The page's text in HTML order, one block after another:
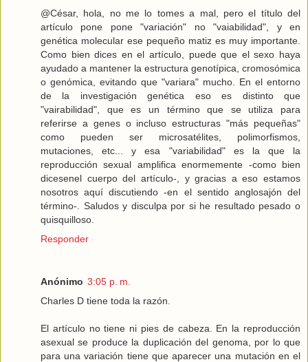
@César, hola, no me lo tomes a mal, pero el título del
artículo pone pone "variación" no "vaiabilidad", y en
genética molecular ese pequeño matiz es muy importante.
Como bien dices en el artículo, puede que el sexo haya
ayudado a mantener la estructura genotípica, cromosómica
o genómica, evitando que "variara" mucho. En el entorno
de la investigación genética eso es distinto que
"vairabilidad", que es un término que se utiliza para
referirse a genes o incluso estructuras "más pequeñas"
como pueden ser microsatélites, polimorfismos,
mutaciones, etc... y esa "variabilidad" es la que la
reproducción sexual amplifica enormemente -como bien
dicesenel cuerpo del artículo-, y gracias a eso estamos
nosotros aquí discutiendo -en el sentido anglosajón del
término-. Saludos y disculpa por si he resultado pesado o
quisquilloso.
Responder
Anónimo 3:05 p. m.
Charles D tiene toda la razón.
El artículo no tiene ni pies de cabeza. En la reproducción
asexual se produce la duplicación del genoma, por lo que
para una variación tiene que aparecer una mutación en el